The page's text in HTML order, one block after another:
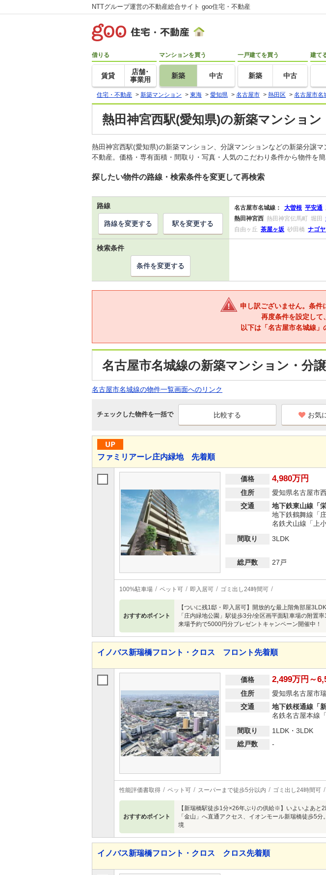
NTTグループ運営の不動産総合サイト goo住宅・不動産
借りる
賃貸
店舗･
事業用
マンションを買う
新築 中古
一戸建てを買う
新築 中古
建て
住宅・不動産 > 新築マンション > 東海 > 愛知県 > 名古屋市 > 熱田区 > 名古屋市名
熱田神宮西駅(愛知県)の新築マンショ
熱田神宮西駅(愛知県)の新築マンション、分譲マンションなどの新築分譲
不動産。価格・専有面積・間取り・写真・人気のこだわり条件から物件を
探したい物件の路線・検索条件を変更して再検索
路線 名古屋市名城線： 大曽根 平安通
熱田神宮西 熱田神宮伝馬町 堀田
自由ヶ丘 茶屋ヶ坂 砂田橋 ナゴ
路線を変更する 駅を変更する
検索条件
条件を変更する
申し訳ございません。条件
再度条件を設定して
以下は「名古屋市名城線」
名古屋市名城線の新築マンション・分
名古屋市名城線の物件一覧画面へのリンク
チェックした物件を一括で お気
ファミリアーレ庄内緑地 先着順
価格 4,980万円
住所
愛知県名古屋市
交通
地下鉄東山線「
地下鉄鶴舞線「
名鉄犬山線「上
間取り
3LDK
総戸数
27戸
100%駐車場 ペット可 即入居可 ゴミ出し24時間可
おすすめポイント
【ついに残1邸・即入居可】開放的な最上階角部屋
「庄内緑地公園」駅徒歩3分/全区画平面駐車場の附置
来場予約で5000円分ブレゼントキャンペーン開催中！
イノバス新瑞橋フロント・クロス フロント先着順
価格 2,499万円～
住所
愛知県名古屋市
交通
地下鉄桜通線「
名鉄名古屋本線
間取り
1LDK・3LDK
総戸数 -
性能評価書取得 ペット可 スーパーまで徒歩5分以内 ゴミ出し24時間可
おすすめポイント
【新瑞橋駅徒歩1分×26年ぶりの供給※】いよいよあと
「金山」へ直通アクセス、イオンモール新瑞橋徒歩5
境
イノバス新瑞橋フロント・クロス クロス先着順